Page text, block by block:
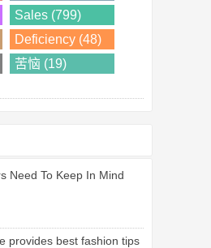
Sales (799)
Deficiency (48)
苦恼 (19)
Need To Keep In Mind
provides best fashion tips